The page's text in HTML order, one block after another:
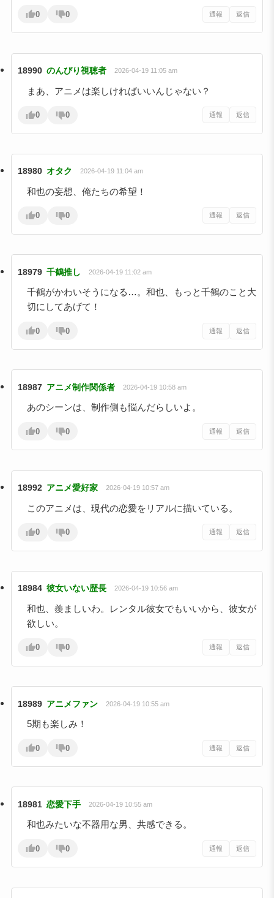
0 0 通報 返信
18990 のんびり視聴者 2026-04-19 11:05 am
まあ、アニメは楽しければいいんじゃない？
0 0 通報 返信
18980 オタク 2026-04-19 11:04 am
和也の妄想、俺たちの希望！
0 0 通報 返信
18979 千鶴推し 2026-04-19 11:02 am
千鶴がかわいそうになる…。和也、もっと千鶴のこと大
切にしてあげて！
0 0 通報 返信
18987 アニメ制作関係者 2026-04-19 10:58 am
あのシーンは、制作側も悩んだらしいよ。
0 0 通報 返信
18992 アニメ愛好家 2026-04-19 10:57 am
このアニメは、現代の恋愛をリアルに描いている。
0 0 通報 返信
18984 彼女いない歴長 2026-04-19 10:56 am
和也、羨ましいわ。レンタル彼女でもいいから、彼女が
欲しい。
0 0 通報 返信
18989 アニメファン 2026-04-19 10:55 am
5期も楽しみ！
0 0 通報 返信
18981 恋愛下手 2026-04-19 10:55 am
和也みたいな不器用な男、共感できる。
0 0 通報 返信